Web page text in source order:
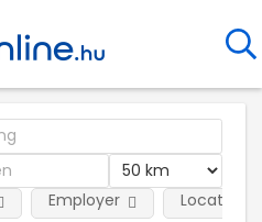
Employer Location